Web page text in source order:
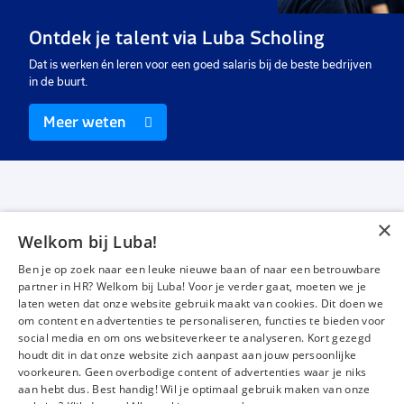
€ 2750- € 3450 p.m. € 2900 -€ 3400 p.m.
Ontdek je talent via Luba Scholing
Dat is werken én leren voor een goed salaris bij de beste bedrijven
in de buurt.
Meer weten
Werken bij Luba
Voor werkgevers
Mijn Luba
Contact
InstagramFacebookLinkedIn YouTube
×
Welkom bij Luba!
Ben je op zoek naar een leuke nieuwe baan of naar een betrouwbare
partner in HR? Welkom bij Luba! Voor je verder gaat, moeten we je
laten weten dat onze website gebruik maakt van cookies. Dit doen we
om content en advertenties te personaliseren, functies te bieden voor
social media en om ons websiteverkeer te analyseren. Kort gezegd
houdt dit in dat onze website zich aanpast aan jouw persoonlijke
voorkeuren. Geen overbodige content of advertenties waar je niks
aan hebt dus. Best handig! Wil je optimaal gebruik maken van onze